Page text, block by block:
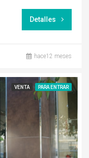
Detalles
hace12 meses
VENTA PARA ENTRAR